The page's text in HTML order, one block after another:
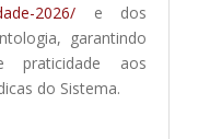
2026/ e dos
garantindo
praticidade aos
do Sistema.